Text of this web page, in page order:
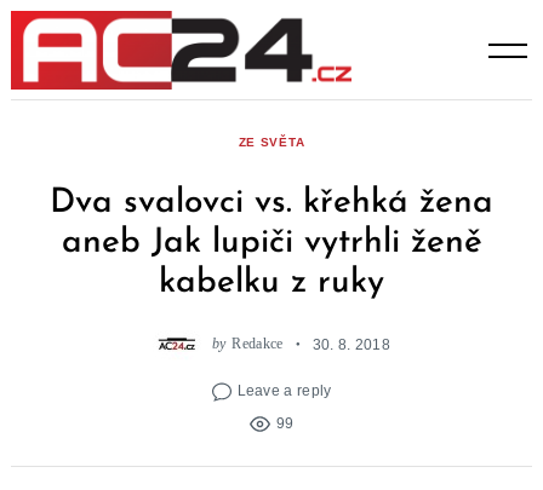
Skip
content
ZE SVĚTA
Dva svalovci vs. křehká žena
aneb Jak lupiči vytrhli ženě
kabelku z ruky
by Redakce 30. 8. 2018
Leave a reply
99